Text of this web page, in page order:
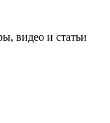
видео и статьи